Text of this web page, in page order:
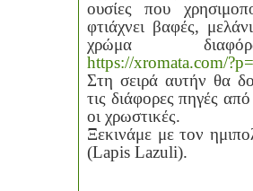
ουσίες που
φτιάχνει βαφές,
χρώμα
https://xromata.com/
Στη σειρά αυτήν θα
τις διάφορες πηγές
οι χρωστικές.
Ξεκινάμε με τον
(Lapis Lazuli).